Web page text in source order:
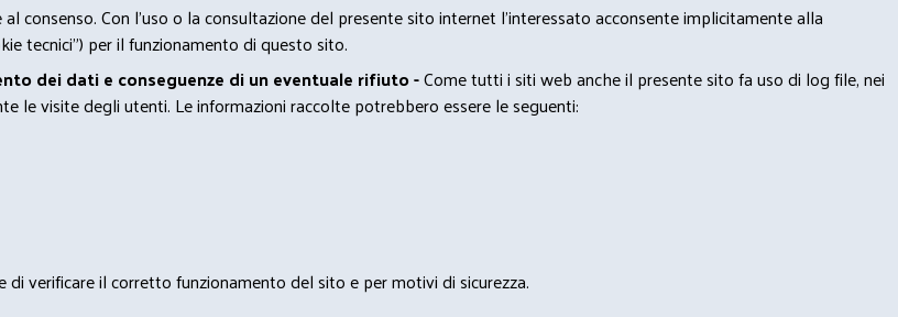
consenso. Con l'uso o la consultazione del presente sito internet l’interessato acconsente implicitamente alla
tecnici”) per il funzionamento di questo sito.
dei dati e conseguenze di un eventuale rifiuto -Come tutti i siti web anche il presente sito fa uso di log file, nei
le visite degli utenti. Le informazioni raccolte potrebbero essere le seguenti:
verificare il corretto funzionamento del sito e per motivi di sicurezza.